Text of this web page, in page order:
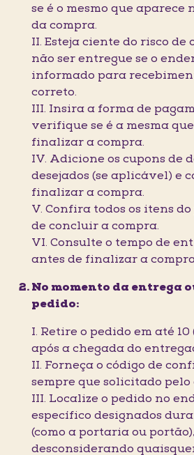
se é o mesmo que aparece
da compra.
II. Esteja ciente do risco de
não ser entregue se o
informado para
correto.
III. Insira a forma de
verifique se é a mesma
finalizar a compra.
IV. Adicione os cupons de
desejados (se aplicável) e
finalizar a compra.
V. Confira todos os itens
de concluir a compra.
VI. Consulte o tempo de
antes de finalizar a
No momento da entrega
pedido:
I. Retire o pedido em até 10
após a chegada do
II. Forneça o código de
sempre que solicitado pelo
III. Localize o pedido no
específico designados
(como a portaria ou portão),
desconsiderando